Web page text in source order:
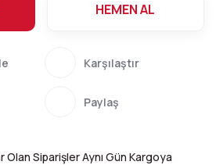
HEMEN AL
Karşılaştır
Paylaş
Siparişler Aynı Gün Kargoya